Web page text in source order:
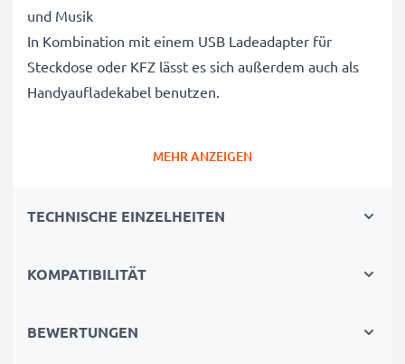
und Musik
In Kombination mit einem USB Ladeadapter für
Steckdose oder KFZ lässt es sich außerdem auch als
Handyaufladekabel benutzen.
Mobiltelefone mit Mini USB Ladeanschluss
Laden mit 1A hoher Ladegeschwindigkeit
MEHR ANZEIGEN
TECHNISCHE EINZELHEITEN
KOMPATIBILITÄT
BEWERTUNGEN